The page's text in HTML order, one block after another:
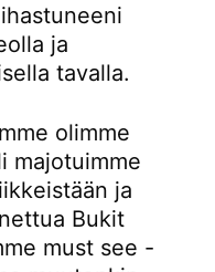
ja
tavalla.
olimme
majotuimme
ja
Bukit
must see -